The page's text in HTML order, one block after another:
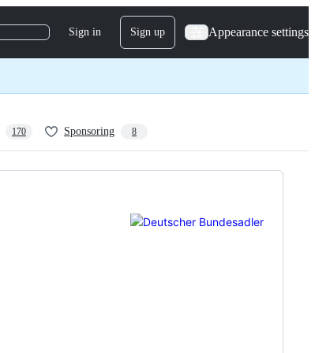
Sign in Sign up Appearance settings
170 Sponsoring 8